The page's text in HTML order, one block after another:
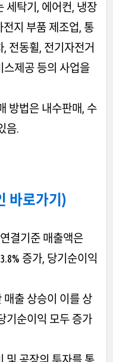
세탁기, 에어컨, 냉장
지 부품 제조업, 통
전동휠, 전기자전거
스제공 등의 사업을
방법은 내수판매, 수
음.
바로가기)
결기준 매출액은
증가, 당기순이익
매출 상승이 이를 상
기순이익 모두 증가